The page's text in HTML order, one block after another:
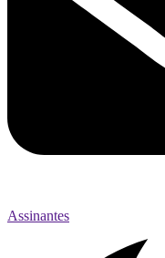
Assinantes